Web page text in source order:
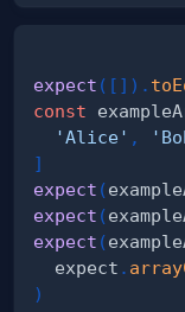
expect ( [ ] ) .
const
'Alice' ,
]
expect (
expect (
expect (
  expect
.
)